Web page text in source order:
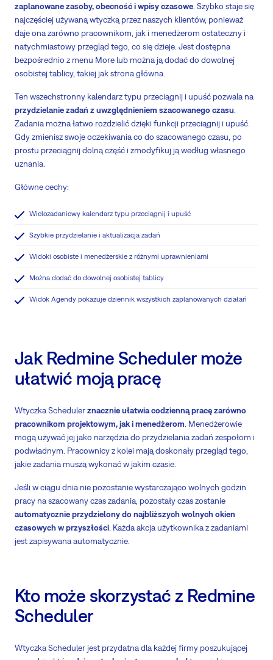
zaplanowane zasoby, obecność i wpisy czasowe . Szybko staje się
najczęściej używaną wtyczką przez naszych klientów, ponieważ
daje ona zarówno pracownikom, jak i menedżerom ostateczny i
natychmiastowy przegląd tego, co się dzieje. Jest dostępna
bezpośrednio z menu More lub można ją dodać do dowolnej
osobistej tablicy, takiej jak strona główna.
Ten wszechstronny kalendarz typu przeciągnij i upuść pozwala na
przydzielanie zadań z uwzględnieniem szacowanego czasu
Zadania można łatwo rozdzielić dzięki funkcji przeciągnij i upuść.
Gdy zmienisz swoje oczekiwania co do szacowanego czasu, po
prostu przeciągnij dolną część i zmodyfikuj ją według własnego
uznania.
Główne cechy:
Wielozadaniowy kalendarz typu przeciągnij i upuść
Szybkie przydzielanie i aktualizacja zadań
Widoki osobiste i menedżerskie z różnymi uprawnieniami
Można dodać do dowolnej osobistej tablicy
Widok Agendy pokazuje dziennik wszystkich zaplanowanych działań
Jak Redmine Scheduler może
ułatwić moją pracę
Wtyczka Schedulerznacznie ułatwia codzienną pracę zarówno
pracownikom projektowym, jak i menedżerom . Menedżerowie
mogą używać jej jako narzędzia do przydzielania zadań zespołom i
podwładnym. Pracownicy z kolei mają doskonały przegląd tego,
jakie zadania muszą wykonać w jakim czasie.
Jeśli w ciągu dnia nie pozostanie wystarczająco wolnych godzin
pracy na szacowany czas zadania, pozostały czas zostanie
automatycznie przydzielony do najbliższych wolnych okien
czasowych w przyszłości . Każda akcja użytkownika z zadaniami
jest zapisywana automatycznie.
Kto może skorzystać z Redmine
Scheduler
Wtyczka Scheduler jest przydatna dla każdej firmy poszukującej